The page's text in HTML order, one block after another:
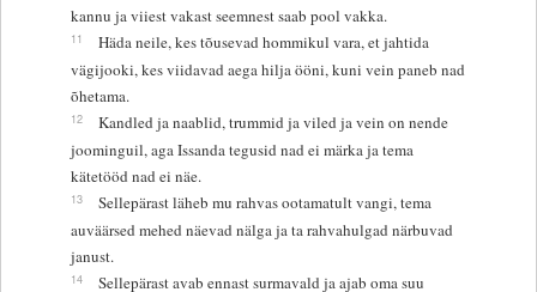
kannu ja viiest vakast seemnest saab pool vakka.
11
Häda neile, kes tõusevad hommikul vara, et jahtida
vägijooki, kes viidavad aega hilja ööni, kuni vein paneb nad
õhetama.
12
Kandled ja naablid, trummid ja viled ja vein on nende
joominguil, aga Issanda tegusid nad ei märka ja tema
kätetööd nad ei näe.
13
Sellepärast läheb mu rahvas ootamatult vangi, tema
auväärsed mehed näevad nälga ja ta rahvahulgad närbuvad
janust.
14 Sellepärast avab ennast surmavald ja ajab oma suu